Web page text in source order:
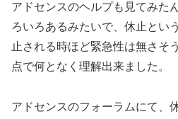
アドセンスのヘルプも見てみた
ろいろあるみたいで、休止とい
止される時ほど緊急性は無さそ
点で何となく理解出来ました。
アドセンスのフォーラムにて、